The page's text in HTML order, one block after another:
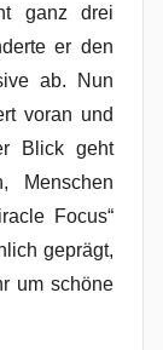
ganz drei
er den
ab. Nun
voran und
Blick geht
Menschen
Focus“
geprägt,
um schöne